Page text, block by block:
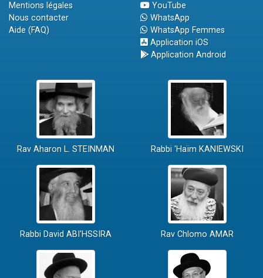
Mentions légales
Nous contacter
Aide (FAQ)
YouTube
WhatsApp
WhatsApp Femmes
Application iOS
Application Android
Rav Aharon L. STEINMAN Rabbi 'Haïm KANIEWSKI
Rabbi David ABI'HSSIRA Rav Chlomo AMAR